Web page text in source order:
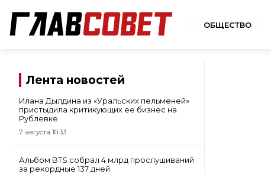
ОБЩЕСТВО
Лента новостей
Илана Дылдина из «Уральских пельменей»
пристыдила критикующих ее бизнес на
Рублевке
7 августа 10:33
Альбом BTS собрал 4 млрд прослушиваний
за рекордные 137 дней